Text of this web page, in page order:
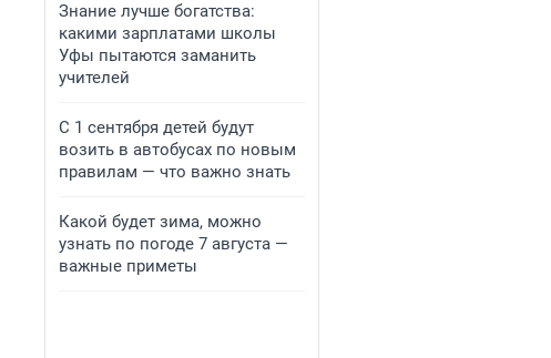
Знание лучше богатства:
какими зарплатами школы
Уфы пытаются заманить
учителей
С 1 сентября детей будут
возить в автобусах по новым
правилам — что важно знать
Какой будет зима, можно
узнать по погоде 7 августа —
важные приметы